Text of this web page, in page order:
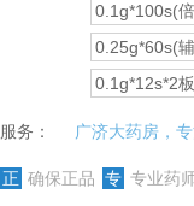
0.1g*100s(
0.25g*60s(
0.1g*12s*2
服务： 广济大药房，
正 确保正品 专 专业药